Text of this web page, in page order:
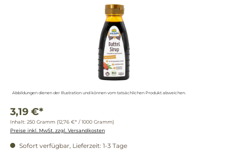
Abbildungen dienen der Illustration und können vom tatsächlichen Produkt abweichen.
3,19 €*
Inhalt: 250 Gramm (12,76 €* / 1000 Gramm)
Preise inkl. MwSt. zzgl. Versandkosten
Sofort verfügbar, Lieferzeit: 1-3 Tage